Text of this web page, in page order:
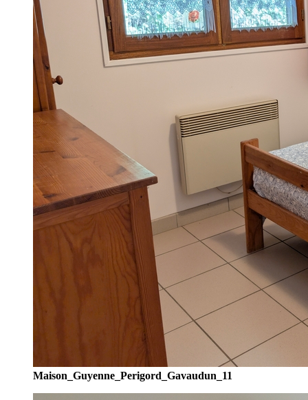
Maison_Guyenne_Perigord_Gavaudun_11